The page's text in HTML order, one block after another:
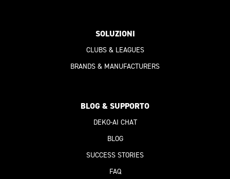
SOLUZIONI
CLUBS & LEAGUES
BRANDS & MANUFACTURERS
BLOG & SUPPORTO
DEKO-AI CHAT
BLOG
SUCCESS STORIES
FAQ